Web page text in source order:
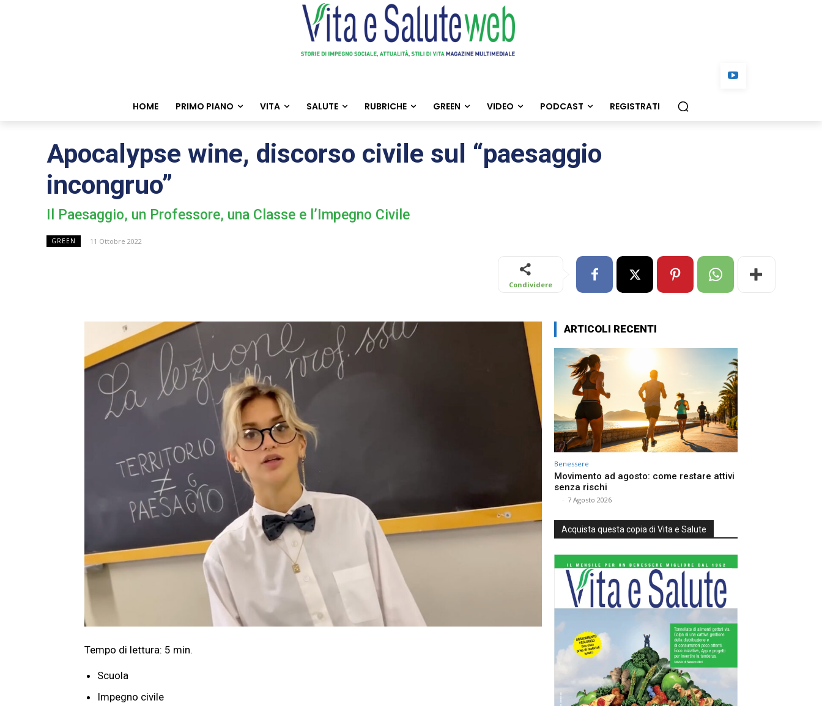
HOME PRIMO PIANO VITA SALUTE RUBRICHE GREEN VIDEO PODCAST REGISTRATI
Apocalypse wine, discorso civile sul “paesaggio
incongruo”
Il Paesaggio, un Professore, una Classe e l’Impegno Civile
GREEN 11 Ottobre 2022
Condividere
Scuola
Impegno civile
ARTICOLI RECENTI
Benessere
Movimento ad agosto: come restare attivi
senza rischi
- 7 Agosto 2026
Acquista questa copia di Vita e Salute